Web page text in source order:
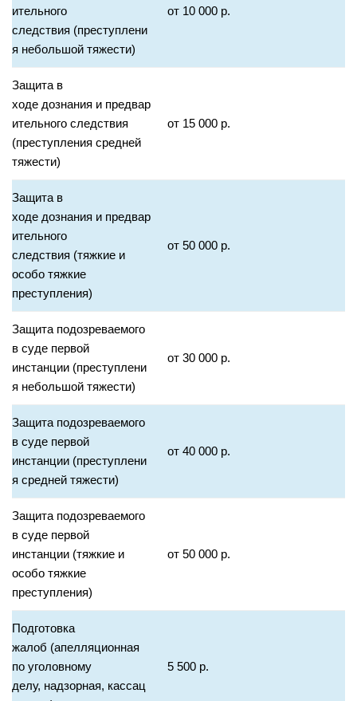
ительного
следствия (преступлени
я небольшой тяжести)
от 10 000 р.
Защита в
ходе дознания и предвар
ительного следствия
(преступления средней
тяжести)
от 15 000 р.
Защита в
ходе дознания и предвар
ительного
следствия (тяжкие и
особо тяжкие
преступления)
от 50 000 р.
Защита подозреваемого
в суде первой
инстанции (преступлени
я небольшой тяжести)
от 30 000 р.
Защита подозреваемого
в суде первой
инстанции (преступлени
я средней тяжести)
от 40 000 р.
Защита подозреваемого
в суде первой
инстанции (тяжкие и
особо тяжкие
преступления)
от 50 000 р.
Подготовка
жалоб (апелляционная
по уголовному
делу, надзорная, кассац
5 500 р.